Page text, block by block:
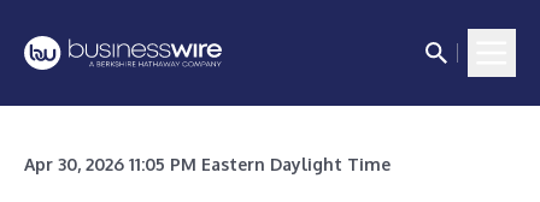
Apr 30, 2026 11:05 PM Eastern Daylight Time